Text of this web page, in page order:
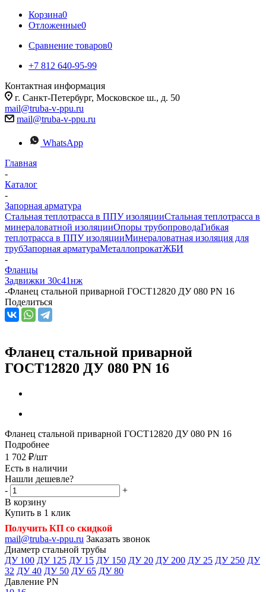
Корзина0
Отложенные0
Сравнение товаров0
+7 812 640-95-99
Контактная информация
г. Санкт-Петербург, Московское ш., д. 50
mail@truba-v-ppu.ru
mail@truba-v-ppu.ru
WhatsApp
Главная
-
Каталог
-
Запорная арматура
Стальная теплотрасса в ППУ изоляцииСтальная теплотрасса в
минераловатной изоляцииОпоры трубопроводаГибкая
теплотрасса в ППУ изоляцииМинераловатная изоляция для
трубЗапорная арматураМеталлопрокатЖБИ
-
Фланцы
Задвижки 30с41нж
-Фланец стальной приварной ГОСТ12820 ДУ 080 PN 16
Поделиться
Фланец стальной приварной
ГОСТ12820 ДУ 080 PN 16
Фланец стальной приварной ГОСТ12820 ДУ 080 PN 16
Подробнее
1 702 ₽/шт
Есть в наличии
Нашли дешевле?
-
+
В корзину
Купить в 1 клик
Получить КП со скидкой
mail@truba-v-ppu.ru Заказать звонок
Диаметр стальной трубы
ДУ 100 ДУ 125 ДУ 15 ДУ 150 ДУ 20 ДУ 200 ДУ 25 ДУ 250 ДУ
32 ДУ 40 ДУ 50 ДУ 65 ДУ 80
Давление PN